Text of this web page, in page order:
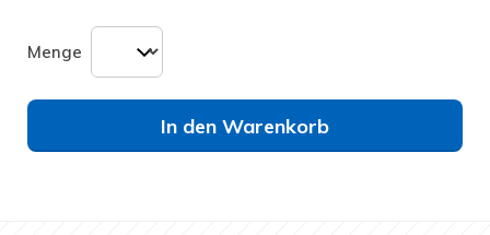
Menge
In den Warenkorb